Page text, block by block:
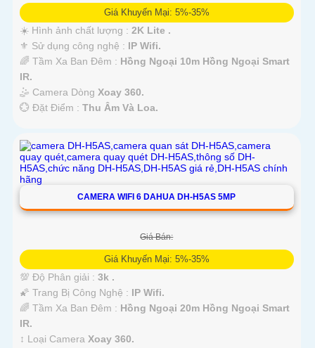
Giá Khuyến Mại: 5%-35%
☀️ Hình ảnh chất lượng : 2K Lite .
⚜️ Sử dụng công nghệ : IP Wifi.
🌈 Tầm Xa Ban Đêm : Hồng Ngoại 10m Hồng Ngoại Smart
IR.
🤹 Camera Dòng Xoay 360.
️💮 Đặt Điểm : Thu Âm Và Loa.
CAMERA WIFI 6 DAHUA DH-H5AS 5MP
Giá Bán:
Giá Khuyến Mại: 5%-35%
💯 Độ Phân giải : 3k .
🌠 Trang Bị Công Nghệ : IP Wifi.
🌈 Tầm Xa Ban Đêm : Hồng Ngoại 20m Hồng Ngoại Smart
IR.
↕️ Loại Camera Xoay 360.